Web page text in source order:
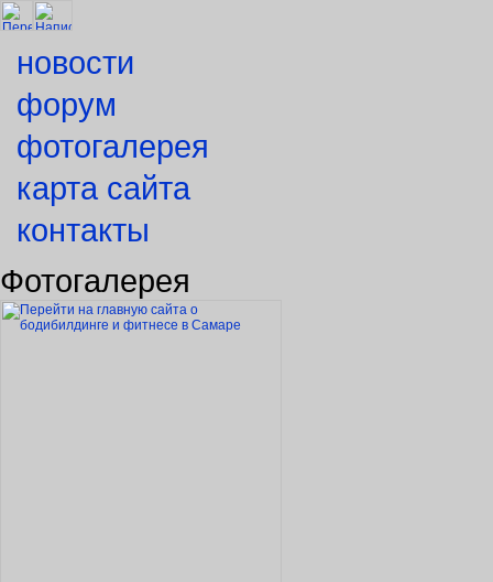
новости
форум
фотогалерея
карта сайта
контакты
Фотогалерея